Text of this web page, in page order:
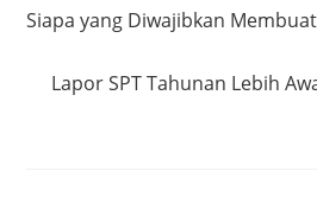
Siapa yang Diwajibkan
Lapor SPT Tahunan Lebih